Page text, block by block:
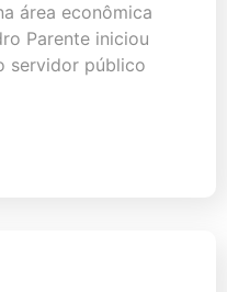
área econômica
Parente iniciou
servidor público